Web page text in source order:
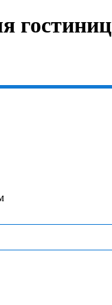
гостиниц